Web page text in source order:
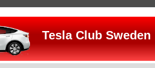
Tesla Club Sweden